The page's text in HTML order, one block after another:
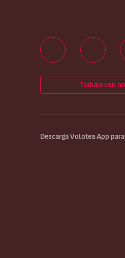
Trabaja con
Descarga Volotea App